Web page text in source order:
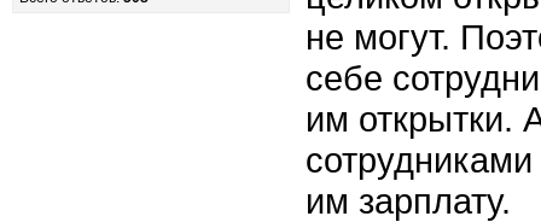
не могут.
себе
им открытки.
им зарплату.